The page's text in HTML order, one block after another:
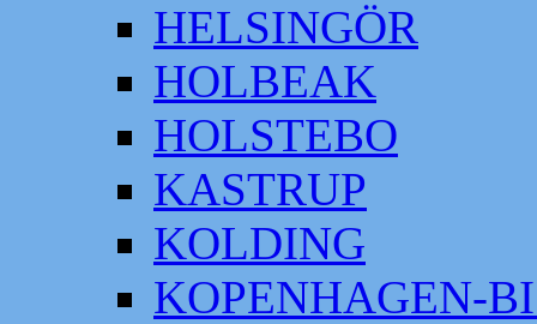
HELSINGÖR
HOLBEAK
HOLSTEBO
KASTRUP
KOLDING
KOPENHAGEN-